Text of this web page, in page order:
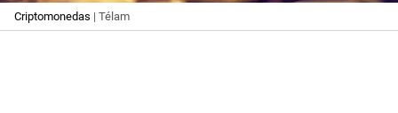
Criptomonedas | Télam